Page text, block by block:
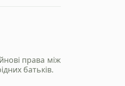
права між
батьків.